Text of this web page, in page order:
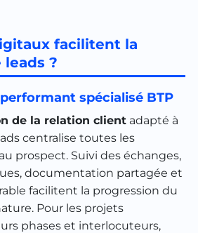
facilitent la
?
spécialisé BTP
de la relation clientadapté à
centralise toutes les
prospect. Suivi des échanges,
documentation partagée et
facilitent la progression du
Pour les projets
phases et interlocuteurs,